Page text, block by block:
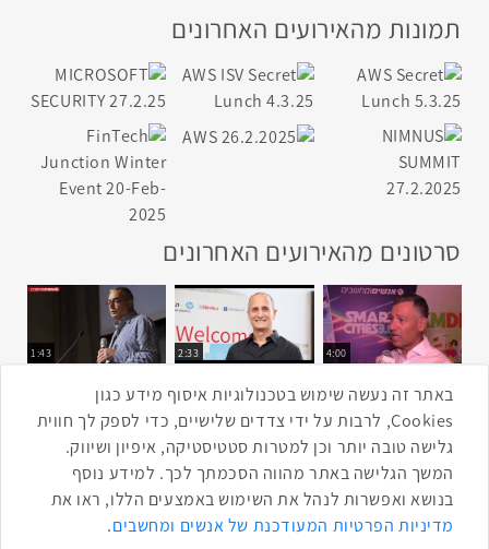
תמונות מהאירועים האחרונים
סרטונים מהאירועים האחרונים
4:00
2:33
1:43
3:52
כנס RPA
1:14
כנס בינת יערות הכרמל
כנס F5
שתפו ברשת
באתר זה נעשה שימוש בטכנולוגיות איסוף מידע כגון
Cookies, לרבות על ידי צדדים שלישיים, כדי לספק לך חווית
גלישה טובה יותר וכן למטרות סטטיסטיקה, איפיון ושיווק.
המשך הגלישה באתר מהווה הסכמתך לכך. למידע נוסף
בנושא ואפשרות לנהל את השימוש באמצעים הללו, ראו את
מדיניות הפרטיות המעודכנת של אנשים ומחשבים.